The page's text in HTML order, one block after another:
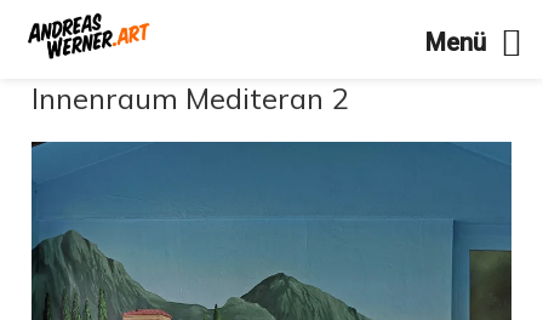
Inhalt
springen
Innenraum Mediteran 2
Menü